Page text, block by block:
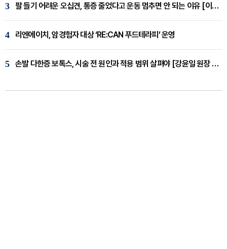
3 팔 들기 어려운 오십견, 통증 줄었다고 운동 멈추면 안 되는 이유 [이병욱 원장 칼럼]
4 리엔에이치, 암경험자 대상 ‘RE:CAN 푸드테라피’ 운영
5 손발 다한증 보톡스, 시술 전 원인과 적용 범위 살펴야 [강윤일 원장 칼럼]